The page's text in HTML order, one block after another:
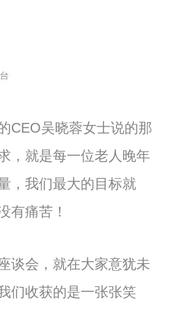
CEO吴晓蓉女士说的那
，就是每一位老人晚年
，我们最大的目标就
有痛苦！
谈会，就在大家意犹未
们收获的是一张张笑